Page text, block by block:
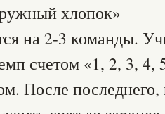
хлопок»
на 2-3 команды.
счетом «1, 2, 3, 4,
После